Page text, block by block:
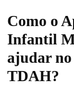
Como o
Infantil
ajudar
TDAH?